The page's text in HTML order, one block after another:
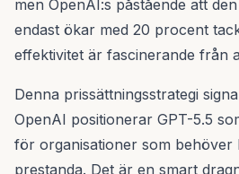
men OpenAI:s påstående att
endast ökar med 20 procent
effektivitet är fascinerande från
Denna prissättningsstrategi
OpenAI positionerar GPT-5.5
för organisationer som behöver
prestanda. Det är en smart